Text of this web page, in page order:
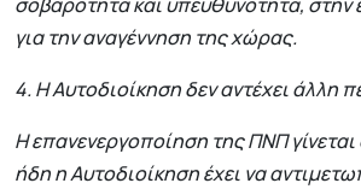
για την αναγέννηση της χώρας.
4. Η Αυτοδιοίκηση δεν αντέχει άλλη
Η επανενεργοποίηση της ΠΝΠ
ήδη η Αυτοδιοίκηση έχει να